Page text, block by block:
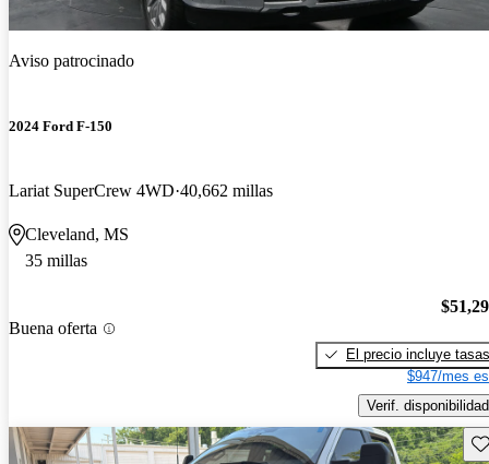
Aviso patrocinado
2024 Ford F-150
Lariat SuperCrew 4WD 40,662 millas
Cleveland, MS
35 millas
Buena oferta
El precio incluye tasas
$947/mes
Verif. disponibilidad